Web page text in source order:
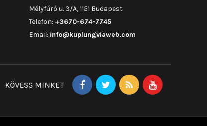
Mélyfúró u. 3/A, 1151 Budapest
Telefon: +3670-674-7745
Email: info@kuplungviaweb.com
KÖVESS MINKET